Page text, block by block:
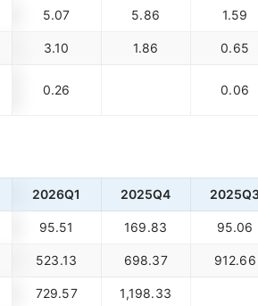
5.07 5.86 1.59
3.10 1.86 0.65
0.26 0.06
2026Q1 2025Q4
95.51 169.83 95.06
523.13 698.37 912.66
729.57 1,198.33